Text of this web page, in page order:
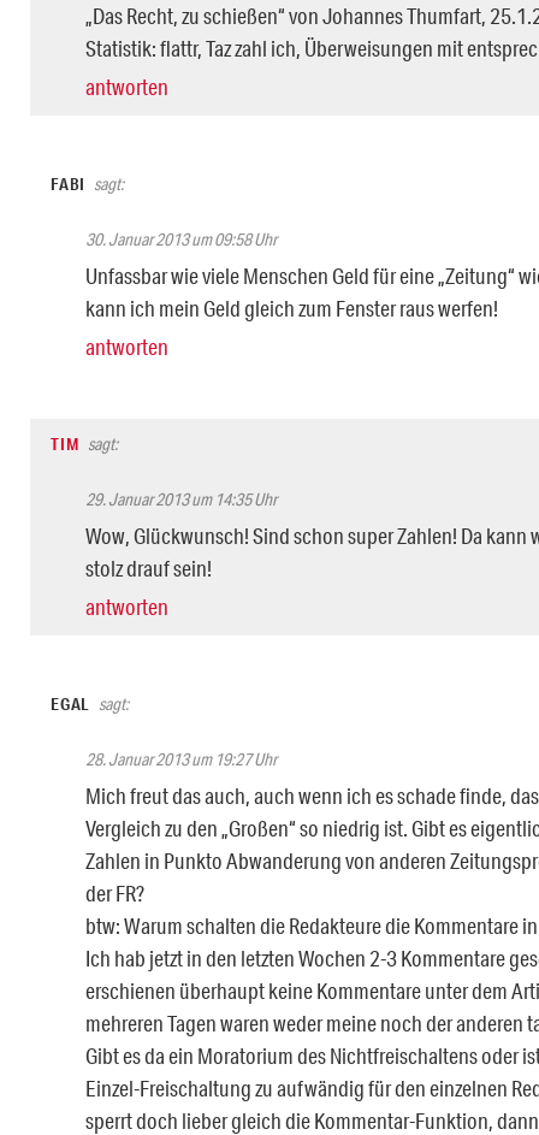
„Das Recht, zu schießen“ von Johannes Thumfart,
Statistik: flattr, Taz zahl ich, Überweisungen mit
antworten
FABI sagt:
30. Januar 2013 um 09:58 Uhr
Unfassbar wie viele Menschen Geld für eine „Zeitung“
kann ich mein Geld gleich zum Fenster raus werfen!
antworten
TIM sagt:
29. Januar 2013 um 14:35 Uhr
Wow, Glückwunsch! Sind schon super Zahlen! Da kann
stolz drauf sein!
antworten
EGAL sagt:
28. Januar 2013 um 19:27 Uhr
Mich freut das auch, auch wenn ich es schade finde,
Vergleich zu den „Großen“ so niedrig ist. Gibt es
Zahlen in Punkto Abwanderung von anderen
der FR?
btw: Warum schalten die Redakteure die Kommentare
Ich hab jetzt in den letzten Wochen 2-3 Kommentare
erschienen überhaupt keine Kommentare unter dem
mehreren Tagen waren weder meine noch der anderen
Gibt es da ein Moratorium des Nichtfreischaltens oder
Einzel-Freischaltung zu aufwändig für den einzelnen
sperrt doch lieber gleich die Kommentar-Funktion,